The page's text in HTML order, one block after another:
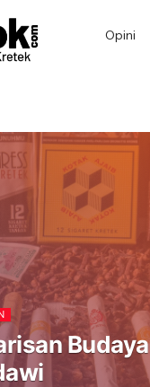
Opini
Budaya